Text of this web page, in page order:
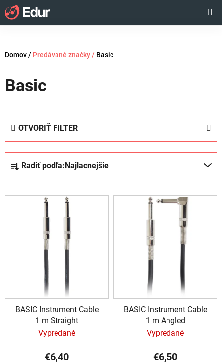
Prejsť
na
obsah
KOŠÍK
Domov/ Predávané značky / Basic
Basic
OTVORIŤ FILTER
d
e
u
Radiť podľa:Najlacnejšie
V
d
BASIC Instrument Cable
1 m Straight
Vypredané
€6,40
BASIC Instrument Cable
1 m Angled
Vypredané
€6,50